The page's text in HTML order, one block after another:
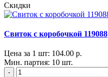
Скидки
Свиток с коробочкой 119088
Цена за 1 шт: 104.00 р.
Мин. партия: 10 шт.
-